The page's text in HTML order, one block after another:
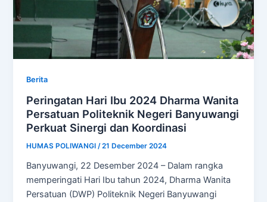
Berita
Peringatan Hari Ibu 2024 Dharma Wanita
Persatuan Politeknik Negeri Banyuwangi
Perkuat Sinergi dan Koordinasi
HUMAS POLIWANGI/21 December 2024
Banyuwangi, 22 Desember 2024 – Dalam rangka
memperingati Hari Ibu tahun 2024, Dharma Wanita
Persatuan (DWP) Politeknik Negeri Banyuwangi